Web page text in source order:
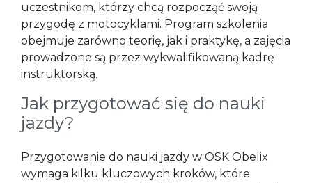
uczestnikom, którzy chcą rozpocząć swoją
przygodę z motocyklami. Program szkolenia
obejmuje zarówno teorię, jak i praktykę, a zajęcia
prowadzone są przez wykwalifikowaną kadrę
instruktorską.
Jak przygotować się do nauki
jazdy?
Przygotowanie do nauki jazdy w OSK Obelix
wymaga kilku kluczowych kroków, które